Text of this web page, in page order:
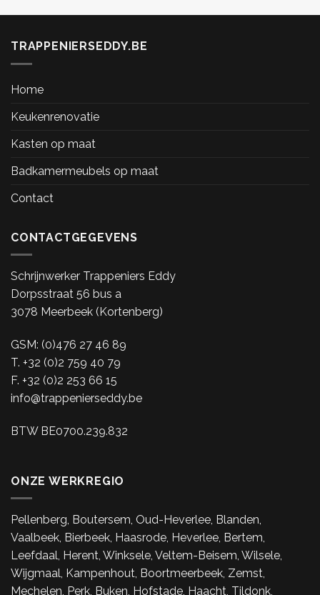
TRAPPENIERSEDDY.BE
Home
Keukenrenovatie
Kasten op maat
Badkamermeubels op maat
Contact
CONTACTGEGEVENS
Schrijnwerker Trappeniers Eddy
Dorpsstraat 56 bus a
3078 Meerbeek (Kortenberg)
GSM: (0)476 27 46 89
T. +32 (0)2 759 40 79
F. +32 (0)2 253 66 15
info@trappenierseddy.be
BTW BE0700.239.832
ONZE WERKREGIO
Pellenberg, Boutersem, Oud-Heverlee, Blanden,
Vaalbeek, Bierbeek, Haasrode, Heverlee, Bertem,
Leefdaal, Herent, Winksele, Veltem-Beisem, Wilsele,
Wijgmaal, Kampenhout, Boortmeerbeek, Zemst,
Mechelen, Perk, Buken, Hofstade, Haacht, Tildonk,